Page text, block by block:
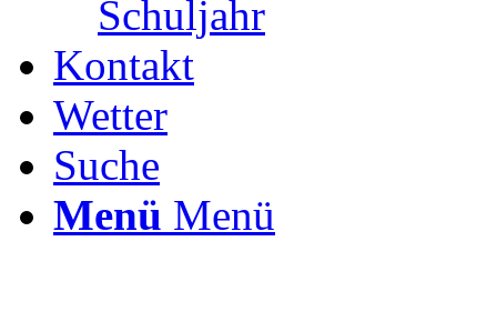
Schuljahr
Kontakt
Wetter
Suche
Menü Menü